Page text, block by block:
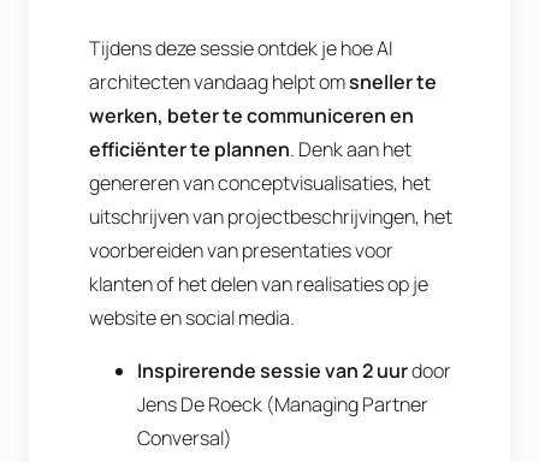
Tijdens deze sessie ontdek je hoe AI
architecten vandaag helpt omsneller te
werken, beter te communiceren en
efficiënter te plannen. Denk aan het
genereren van conceptvisualisaties, het
uitschrijven van projectbeschrijvingen, het
voorbereiden van presentaties voor
klanten of het delen van realisaties op je
website en social media.
Inspirerende sessie van 2 uurdoor
Jens De Roeck (Managing Partner
Conversal)